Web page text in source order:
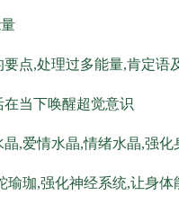
点,处理过多能量,肯定语
当下唤醒超觉意识
,爱情水晶,情绪水晶,强
瑜珈,强化神经系统,让身